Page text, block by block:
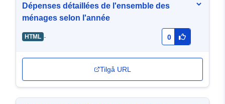
Dépenses détaillées de l'ensemble des
ménages selon l'année
HTML - 0
Tilgå URL